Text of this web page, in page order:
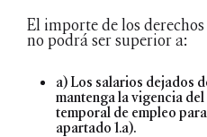
El importe de los
no podrá ser superior a:
a) Los salarios dejados
mantenga la vigencia
temporal de empleo
apartado 1.a).